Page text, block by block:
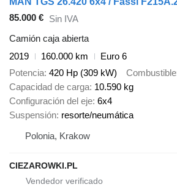
85.000 € Sin IVA
Camión caja abierta
2019
160.000 km
Euro 6
Potencia 420 Hp (309 kW) Combustible
Capacidad de carga 10.590 kg
Configuración del eje 6x4
Suspensión resorte/neumática
Polonia, Krakow
CIEZAROWKI.PL